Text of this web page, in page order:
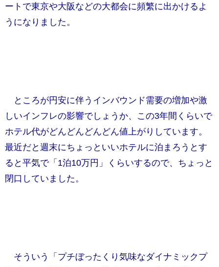
ートで東京や大阪などの大都会に頻繁に出かけるよ
うになりました。
ところが円安に伴うインバウンド需要の増加や激
しいインフレの影響でしょうか、この3年間くらいで
ホテル代がどんどんどんどん値上がりしています。
最近だと週末にちょっといいホテルに泊まろうとす
ると平気で「1泊10万円」くらいするので、ちょっと
閉口していました。
そういう「プチぼったくり気味なダイナミックプ